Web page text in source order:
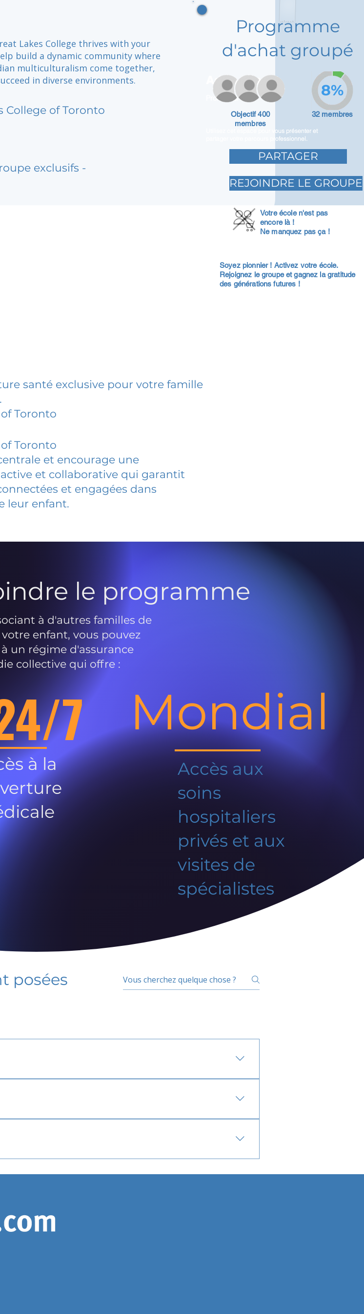
Lakes College thrives with your
build a dynamic community where
multiculturalism come together,
in diverse environments.
College of Toronto
exclusifs -
Adam Caar
Promoteur
Utilisez cet espace pour vous présenter et
partager votre parcours professionnel.
Programme
d'achat groupé
Objectif 400
membres
32 membres
8%
PARTAGER
REJOINDRE LE GROUPE
Votre école n'est pas
encore là !
Ne manquez pas ça !
Soyez pionnier ! Activez votre école.
Rejoignez le groupe et gagnez la gratitude
des générations futures !
santé exclusive pour votre famille
Toronto
Toronto
et encourage une
et collaborative qui garantit
et engagées dans
leur enfant.
le programme
à d'autres familles de
votre enfant, vous pouvez
un régime d'assurance
collective qui offre :
7
à la
Mondial
Accès aux
soins
hospitaliers
privés et aux
visites de
spécialistes
posées